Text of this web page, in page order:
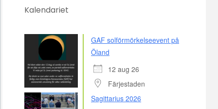
Kalendariet
GAF solförmörkelseevent på
Öland
12 aug 26
Färjestaden
Sagittarius 2026